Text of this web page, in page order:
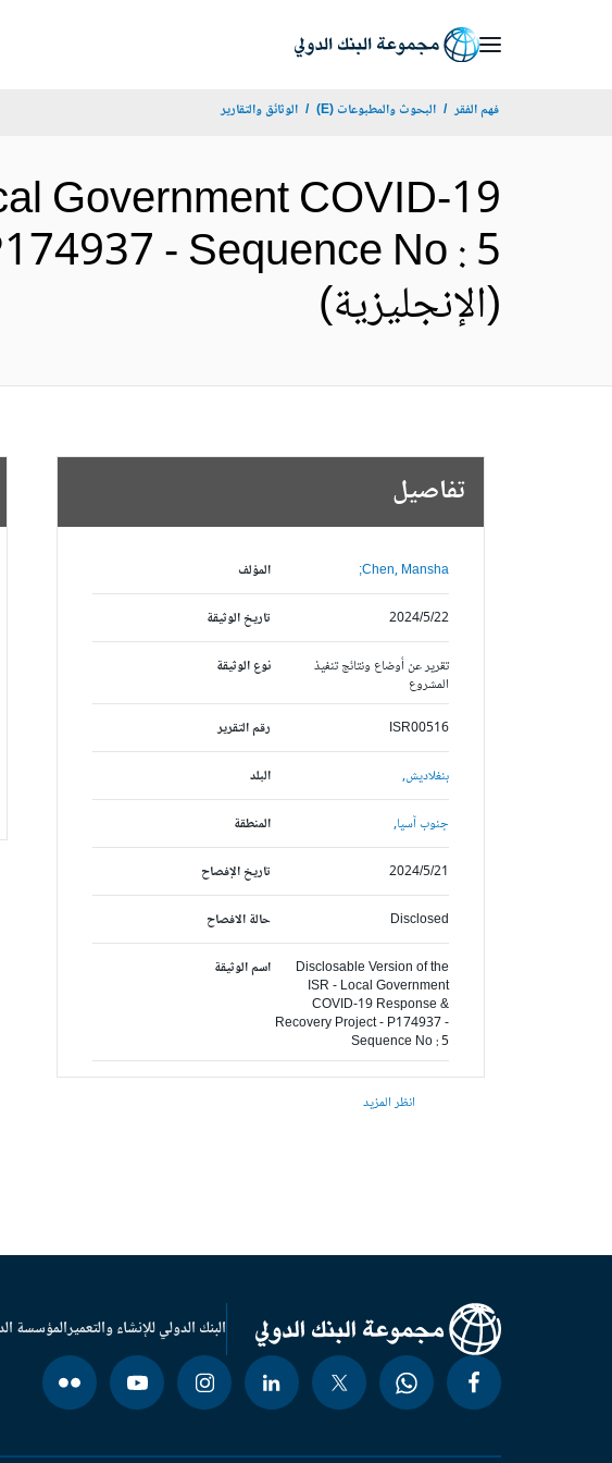
فهم الفقر البحوث والمطبوعات (E) الوثائق والتقارير
Government COVID-19
- Sequence No : 5
(الإنجليزية)
تفاصيل
المؤلف Chen, Mansha;
تاريخ الوثيقة 2024/5/22
نوع الوثيقة
تقرير عن أوضاع ونتائج تنفيذ
المشروع
رقم التقرير
ISR00516
البلد بنغلاديش,
المنطقة جنوب آسيا,
تاريخ الإفصاح 2024/5/21
حالة الافصاح Disclosed
اسم الوثيقة
Disclosable Version of the
ISR - Local Government
COVID-19 Response &
Recovery Project - P174937 -
Sequence No : 5
انظر المزيد
البنك الدولي للإنشاء والتعميرالمؤسسة